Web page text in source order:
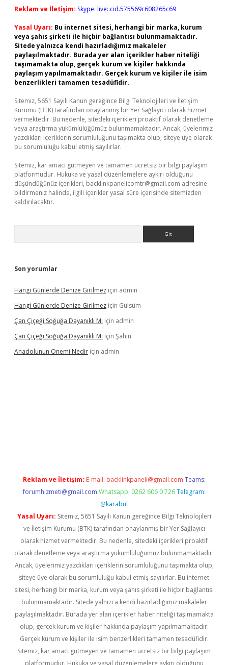
Reklam ve İletişim: Skype: live:.cid.575569c608265c69
Yasal Uyarı: Bu internet sitesi, herhangi bir marka, kurum
veya şahıs şirketi ile hiçbir bağlantısı bulunmamaktadır.
Sitede yalnızca kendi hazırladığımız makaleler
paylaşılmaktadır. Burada yer alan içerikler haber niteliği
taşımamakta olup, gerçek kurum ve kişiler hakkında
paylaşım yapılmamaktadır. Gerçek kurum ve kişiler ile isim
benzerlikleri tamamen tesadüfidir.
Sitemiz, 5651 Sayılı Kanun gereğince Bilgi Teknolojileri ve İletişim
Kurumu (BTK) tarafından onaylanmış bir Yer Sağlayıcı olarak hizmet
vermektedir. Bu nedenle, sitedeki içerikleri proaktif olarak denetleme
veya araştırma yükümlülüğümüz bulunmamaktadır. Ancak, üyelerimiz
yazdıkları içeriklerin sorumluluğunu taşımakta olup, siteye üye olarak
bu sorumluluğu kabul etmiş sayılırlar.
Sitemiz, kar amacı gütmeyen ve tamamen ücretsiz bir bilgi paylaşım
platformudur. Hukuka ve yasal düzenlemelere aykırı olduğunu
düşündüğünüz içerikleri, backlinkpanelicomtr@gmail.com adresine
bildirmeniz halinde, ilgili içerikler yasal süre içerisinde sitemizden
kaldırılacaktır.
Son yorumlar
Hangi Günlerde Denize Girilmez için admin
Hangi Günlerde Denize Girilmez için Gülsüm
Çan Çiçeği Soğuğa Dayanıklı Mı için admin
Çan Çiçeği Soğuğa Dayanıklı Mı için Şahin
Anadolunun Onemi Nedir için admin
Reklam ve İletişim: E-mail: backlinkpaneli@gmail.com Teams:
forumhizmeti@gmail.com Whatsapp: 0262 606 0 726 Telegram:
@karabul
Yasal Uyarı: Sitemiz, 5651 Sayılı Kanun gereğince Bilgi Teknolojileri
ve İletişim Kurumu (BTK) tarafından onaylanmış bir Yer Sağlayıcı
olarak hizmet vermektedir. Bu nedenle, sitedeki içerikleri proaktif
olarak denetleme veya araştırma yükümlülüğümüz bulunmamaktadır.
Ancak, üyelerimiz yazdıkları içeriklerin sorumluluğunu taşımakta olup,
siteye üye olarak bu sorumluluğu kabul etmiş sayılırlar. Bu internet
sitesi, herhangi bir marka, kurum veya şahıs şirketi ile hiçbir bağlantısı
bulunmamaktadır. Sitede yalnızca kendi hazırladığımız makaleler
paylaşılmaktadır. Burada yer alan içerikler haber niteliği taşımamakta
olup, gerçek kurum ve kişiler hakkında paylaşım yapılmamaktadır.
Gerçek kurum ve kişiler ile isim benzerlikleri tamamen tesadüfidir.
Sitemiz, kar amacı gütmeyen ve tamamen ücretsiz bir bilgi paylaşım
platformudur. Hukuka ve yasal düzenlemelere aykırı olduğunu